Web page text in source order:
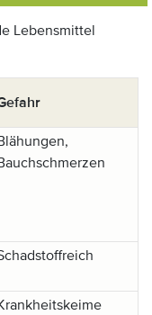
Lebensmittel